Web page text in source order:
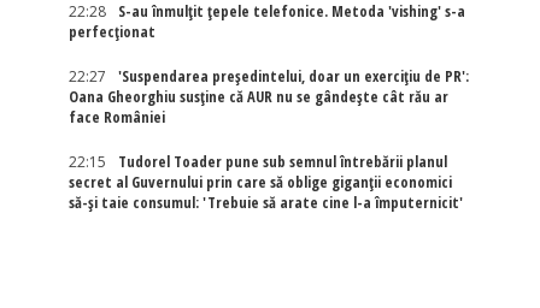
22:28
S-au înmulțit țepele telefonice. Metoda 'vishing' s-a
perfecționat
22:27
'Suspendarea președintelui, doar un exercițiu de PR':
Oana Gheorghiu susține că AUR nu se gândește cât rău ar
face României
22:15
Tudorel Toader pune sub semnul întrebării planul
secret al Guvernului prin care să oblige giganții economici
să-și taie consumul: 'Trebuie să arate cine l-a împuternicit'